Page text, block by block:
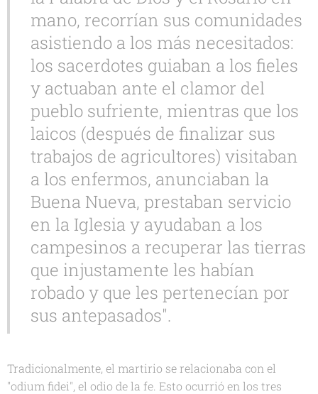
mano, recorrían sus comunidades
asistiendo a los más necesitados:
los sacerdotes guiaban a los fieles
y actuaban ante el clamor del
pueblo sufriente, mientras que los
laicos (después de finalizar sus
trabajos de agricultores) visitaban
a los enfermos, anunciaban la
Buena Nueva, prestaban servicio
en la Iglesia y ayudaban a los
campesinos a recuperar las tierras
que injustamente les habían
robado y que les pertenecían por
sus antepasados".
Tradicionalmente, el martirio se relacionaba con el
"odium fidei", el odio de la fe. Esto ocurrió en los tres